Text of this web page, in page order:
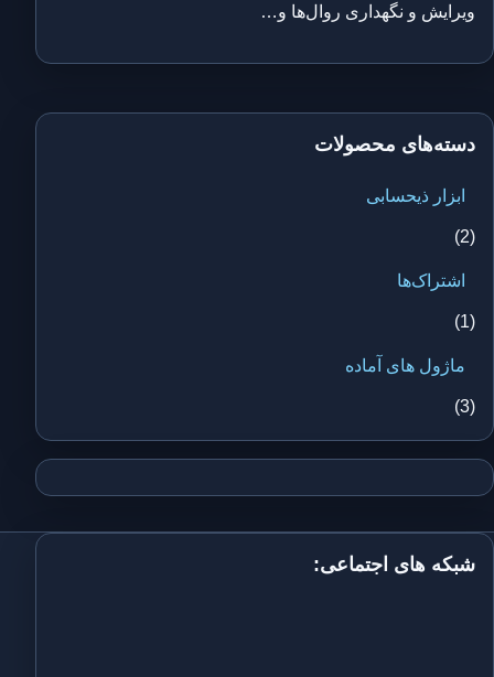
ویرایش و نگهداری روال‌ها و…
دسته‌های محصولات
ابزار ذیحسابی
(2)
اشتراک‌ها
(1)
ماژول های آماده
(3)
شبکه های اجتماعی: